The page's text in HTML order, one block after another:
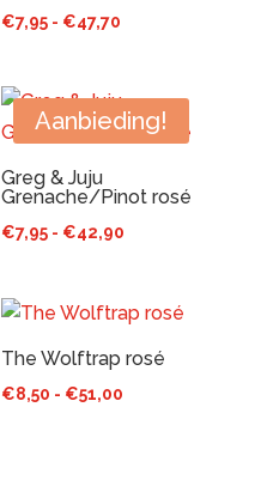
€7,95 - €47,70
€47,70
Aanbieding!
Greg & Juju
Grenache/Pinot rosé
€7,95 - €42,90
€42,90
The Wolftrap rosé
€8,50 - €51,00